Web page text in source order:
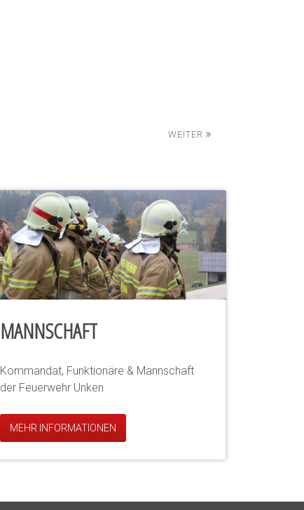
WEITER
MANNSCHAFT
Kommandat, Funktionäre & Mannschaft
der Feuerwehr Unken
MEHR INFORMATIONEN